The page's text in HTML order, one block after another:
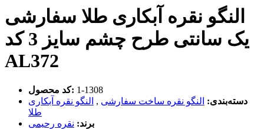
النگو نقره آبکاری طلا سفارشی
یک سانتی طرح چشم سایز 3 کد
AL372
کد محصول: ‎1-1308
دسته‌بندی: النگو نقره ساخت سفارشی , النگو نقره آبکاری
طلا
برند: نقره رحیمی